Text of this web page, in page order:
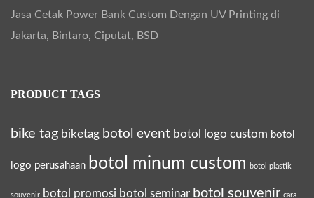
Jasa Cetak Power Bank Custom Dengan UV Printing di
Jakarta, Bintaro, Ciputat, BSD
PRODUCT TAGS
bike tag biketag botol event botol logo custom botol
logo perusahaan botol minum custom botol plastik
souvenir botol promosi botol seminar botol souvenir cara